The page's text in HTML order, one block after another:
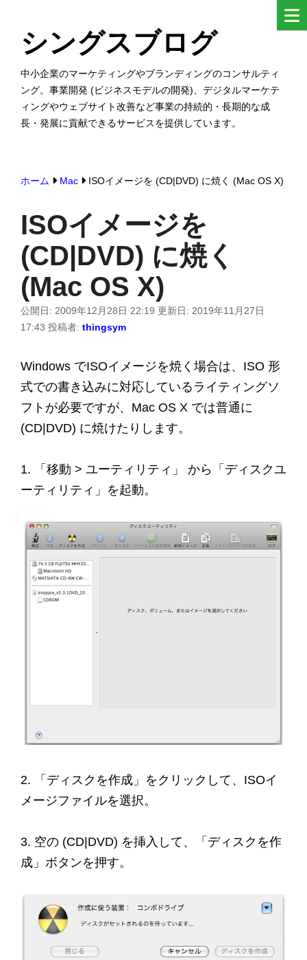
シングスブログ
中小企業のマーケティングやブランディングのコンサルティ
ング。事業開発 (ビジネスモデルの開発)、デジタルマーケテ
ィングやウェブサイト改善など事業の持続的・長期的な成
長・発展に貢献できるサービスを提供しています。
ホーム Mac ISOイメージを (CD|DVD) に焼く (Mac OS X)
ISOイメージを
(CD|DVD) に焼く
(Mac OS X)
公開日: 2009年12月28日 22:19 更新日: 2019年11月27日
17:43 投稿者: thingsym
Windows でISOイメージを焼く場合は、ISO 形
式での書き込みに対応しているライティングソ
フトが必要ですが、Mac OS X では普通に
(CD|DVD) に焼けたりします。
1. 「移動 > ユーティリティ」 から「ディスクユ
ーティリティ」を起動。
2. 「ディスクを作成」をクリックして、ISOイ
メージファイルを選択。
3. 空の (CD|DVD) を挿入して、「ディスクを作
成」ボタンを押す。